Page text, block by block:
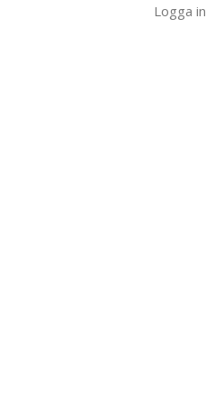
Logga in